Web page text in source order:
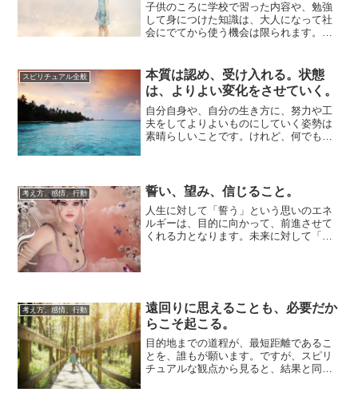
子供のころに学校で習った内容や、勉強
して身につけた知識は、大人になって社
会にでてから使う機会は限られます。専
スピリチュアル全般
本質は認め、受け入れる。状態
は、よりよい変化をさせていく。
自分自身や、自分の生き方に、努力や工
夫をしてよりよいものにしていく姿勢は
素晴らしいことです。けれど、何でも変
考え方、感情、行動 誓い、望み、信じること。
人生に対して「誓う」という思いのエネ
ルギーは、目的に向かって、前進させて
くれる力となります。未来に対して「望
考え方、感情、行動
遠回りに思えることも、必要だか
らこそ起こる。
目的地までの道程が、最短距離であるこ
とを、誰もが願います。ですが、スピリ
チュアルな観点から見ると、結果と同じ